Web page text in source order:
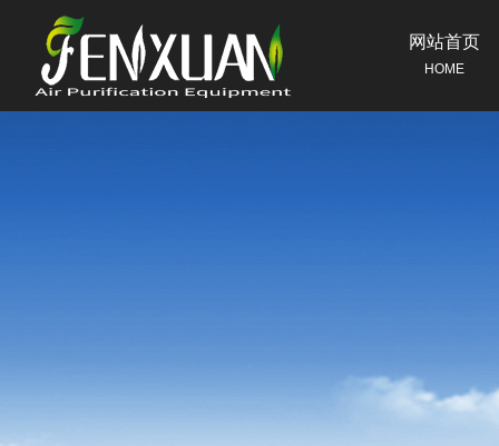
网站首页
HOME